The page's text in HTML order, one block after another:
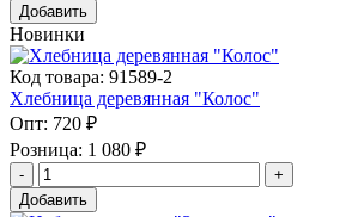
Добавить
Новинки
Код товара: 91589-2
Хлебница деревянная "Колос"
Опт: 720 ₽
Розница: 1 080 ₽
Добавить